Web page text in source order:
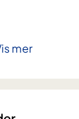
mer